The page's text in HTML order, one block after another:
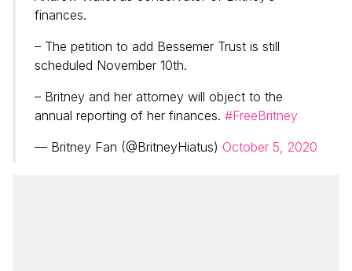
finances.
– The petition to add Bessemer Trust is still
scheduled November 10th.
– Britney and her attorney will object to the
annual reporting of her finances. #FreeBritney
— Britney Fan (@BritneyHiatus) October 5, 2020